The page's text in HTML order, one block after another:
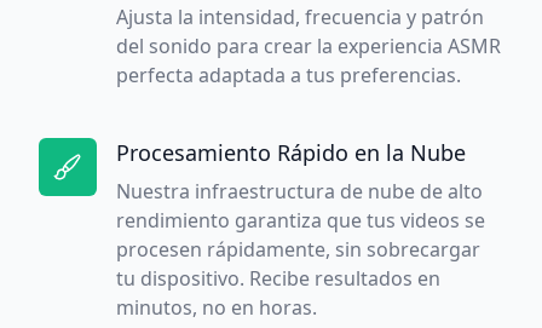
Ajusta la intensidad, frecuencia y patrón
del sonido para crear la experiencia ASMR
perfecta adaptada a tus preferencias.
Procesamiento Rápido en la Nube
Nuestra infraestructura de nube de alto
rendimiento garantiza que tus videos se
procesen rápidamente, sin sobrecargar
tu dispositivo. Recibe resultados en
minutos, no en horas.